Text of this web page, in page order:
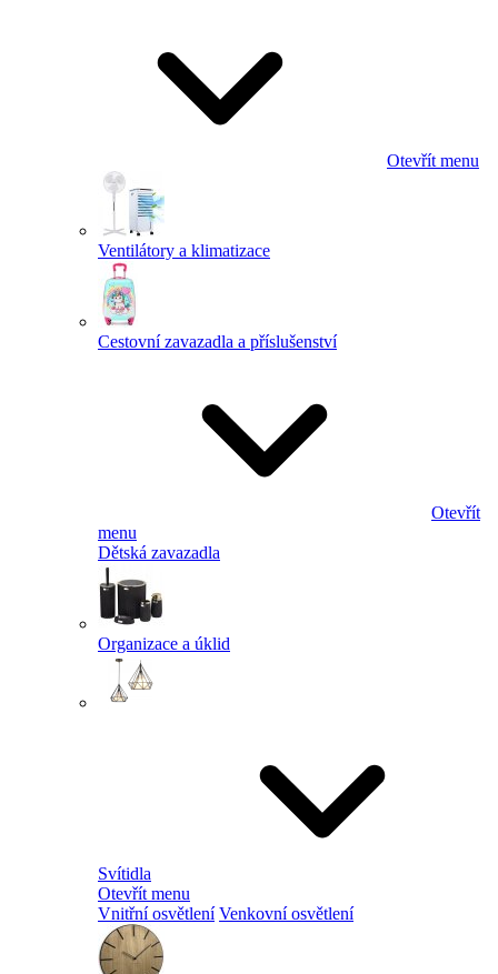
Otevřít menu
Ventilátory a klimatizace
Cestovní zavazadla a příslušenství
Otevřít
menu
Dětská zavazadla
Organizace a úklid
Svítidla
Otevřít menu
Vnitřní osvětlení Venkovní osvětlení